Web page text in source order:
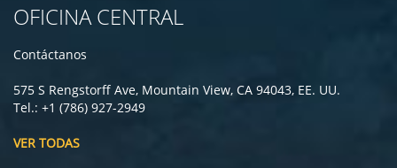
OFICINA CENTRAL
Contáctanos
575 S Rengstorff Ave, Mountain View, CA 94043, EE. UU.
Tel.: +1 (786) 927-2949
VER TODAS